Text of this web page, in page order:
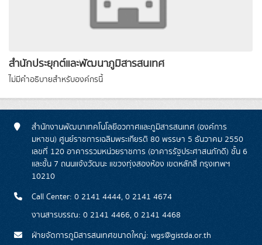
สำนักประยุกต์และพัฒนาภูมิสารสนเทศ
ไม่มีคำอธิบายสำหรับองค์กรนี้
สำนักงานพัฒนาเทคโนโลยีอวกาศและภูมิสารสนเทศ (องค์การ
มหาชน) ศูนย์ราชการเฉลิมพระเกียรติ 80 พรรษา 5 ธันวาคม 2550
เลขที่ 120 อาคารรวมหน่วยราชการ (อาคารรัฐประศาสนภักดี) ชั้น 6
และชั้น 7 ถนนแจ้งวัฒนะ แขวงทุ่งสองห้อง เขตหลักสี่ กรุงเทพฯ
10210
Call Center: 0 2141 4444, 0 2141 4674
งานสารบรรณ: 0 2141 4466, 0 2141 4468
ฝ่ายจัดการภูมิสารสนเทศขนาดใหญ่: wgs@gistda.or.th